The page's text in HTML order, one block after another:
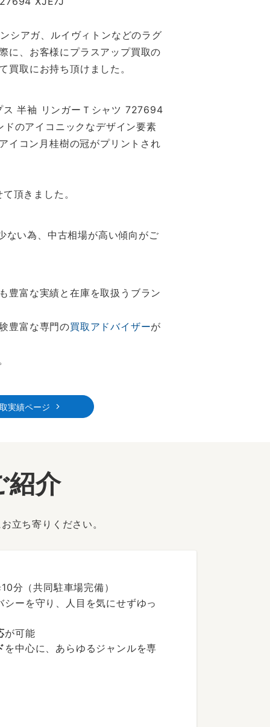
シアガ、ルイヴィトンなどのラグ
に、お客様にプラスアップ買取の
取にお持ち頂けました。
ス 半袖 リンガーＴシャツ 727694
のアイコニックなデザイン要素
イコン月桂樹の冠がプリントされ
頂きました。
い為、中古相場が高い傾向がご
豊富な実績と在庫を取扱うブラン
豊富な専門の買取アドバイザーが
実績ページ
紹介
立ち寄りください。
分（共同駐車場完備）
シーを守り、人目を気にせずゆっ
が可能
を中心に、あらゆるジャンルを専